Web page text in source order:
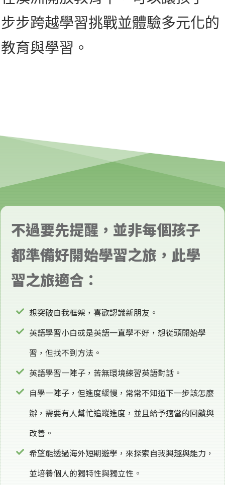
步步跨越學習挑戰並體驗多元化的
教育與學習。
不過要先提醒，並非每個孩子
都準備好開始學習之旅，此學
習之旅適合：
想突破自我框架，喜歡認識新朋友。
英語學習小白或是英語一直學不好，想從頭開始學
習，但找不到方法。
英語學習一陣子，苦無環境練習英語對話。
自學一陣子，但進度緩慢，常常不知道下一步該怎麼
辦，需要有人幫忙追蹤進度，並且給予適當的回饋與
改善。
希望能透過海外短期遊學，來探索自我興趣與能力，
並培養個人的獨特性與獨立性。